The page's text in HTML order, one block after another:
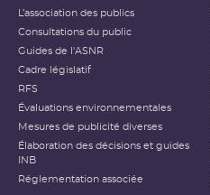
L’association des publics
Consultations du public
Guides de l'ASNR
Cadre législatif
RFS
Évaluations environnementales
Mesures de publicité diverses
Élaboration des décisions et guides
INB
Réglementation associée